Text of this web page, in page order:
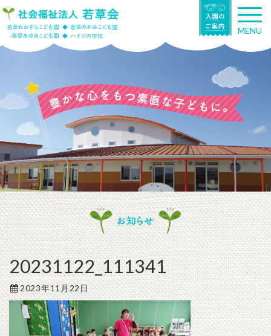
T
o
g
n
g
a
t
n
MENU
お知らせ
20231122_111341
2023年11月22日